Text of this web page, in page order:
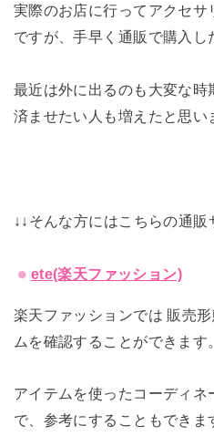
実際のお店に行ってアクセ
ですが、手早く通販で購入し
最近は外に出るのも大変な
済ませたい人も増えたと思い
↓↓そんな方にはこちらの通販
ete(楽天ファッション)
楽天ファッションでは 販売
ムを確認することができます。
アイテムを使ったコーディ
で、参考にすることもできま